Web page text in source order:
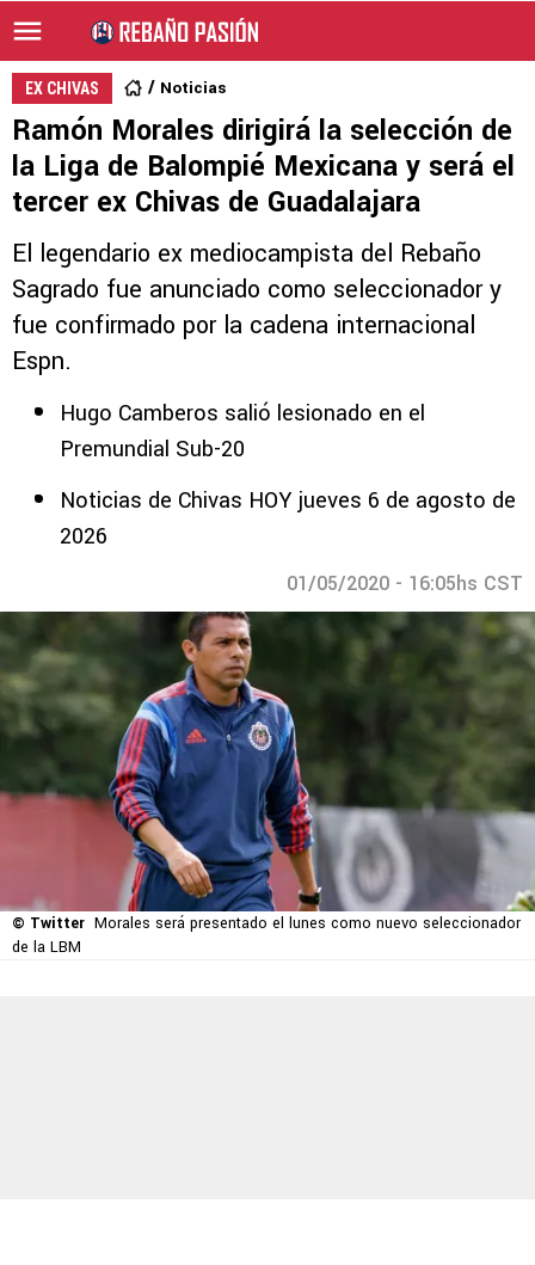
EX CHIVAS Noticias
Ramón Morales dirigirá la selección de
la Liga de Balompié Mexicana y será el
tercer ex Chivas de Guadalajara
El legendario ex mediocampista del Rebaño
Sagrado fue anunciado como seleccionador y
fue confirmado por la cadena internacional
Espn.
Hugo Camberos salió lesionado en el
Premundial Sub-20
Noticias de Chivas HOY jueves 6 de agosto de
2026
01/05/2020 - 16:05hs CST
© Twitter Morales será presentado el lunes como nuevo seleccionador
de la LBM